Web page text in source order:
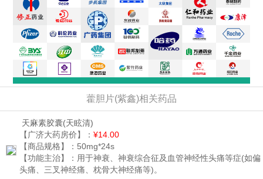
藿胆片(紫鑫)相关药品
天麻素胶囊(天眩清)
【广济大药房价】： ¥14.00
【商品规格】： 50mg*24s
【功能主治】： 用于神衰、神衰综合征及血管神经性头痛等症(如偏
头痛、三叉神经痛、枕骨大神经痛等)。